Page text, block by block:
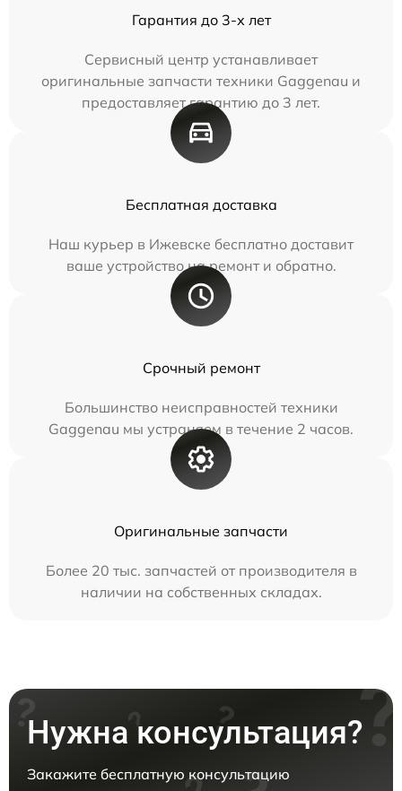
Гарантия до 3-х лет
Сервисный центр устанавливает
оригинальные запчасти техники Gaggenau и
предоставляет гарантию до 3 лет.
Бесплатная доставка
Наш курьер в Ижевске бесплатно доставит
ваше устройство на ремонт и обратно.
Срочный ремонт
Большинство неисправностей техники
Gaggenau мы устраняем в течение 2 часов.
Оригинальные запчасти
Более 20 тыс. запчастей от производителя в
наличии на собственных складах.
Нужна консультация?
Закажите бесплатную консультацию